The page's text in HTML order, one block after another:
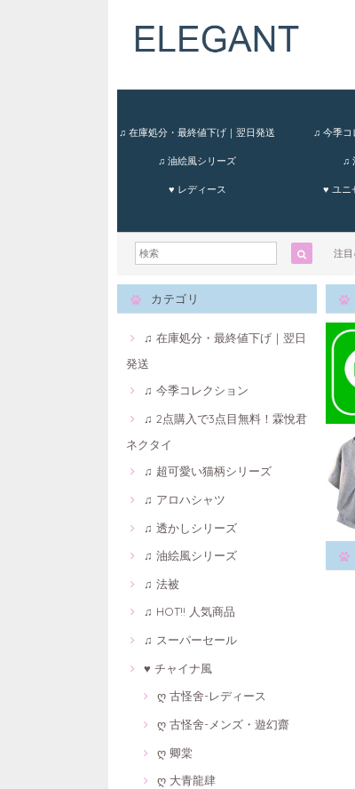
♫ 在庫処分・最終値下げ｜翌日発送 ♫ 今季コ
♫ 油絵風シリーズ ♫
♥ レディース ♥ ユニ
注
カテゴリ
♫ 在庫処分・最終値下げ｜翌日
発送
♫ 今季コレクション
♫ 2点購入で3点目無料！霖悅君
ネクタイ
♫ 超可愛い猫柄シリーズ
♫ アロハシャツ
♫ 透かしシリーズ
♫ 油絵風シリーズ
♫ 法被
♫ HOT!! 人気商品
♫ スーパーセール
♥ チャイナ風
ღ 古怪舍-レディース
ღ 古怪舍-メンズ・遊幻齋
ღ 卿棠
ღ 大青龍肆